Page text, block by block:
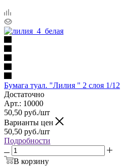
Бумага туал. "Лилия " 2 слоя 1/12
Достаточно
Арт.: 10000
50,50 руб./шт
Варианты цен
50,50 руб./шт
Подробности
В корзину